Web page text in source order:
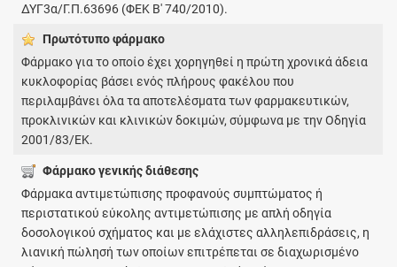
ΔΥΓ3α/Γ.Π.63696 (ΦΕΚ Β' 740/2010).
Πρωτότυπο φάρμακo
Φάρμακο για το οποίο έχει χορηγηθεί η πρώτη χρονικά άδεια
κυκλοφορίας βάσει ενός πλήρους φακέλου που
περιλαμβάνει όλα τα αποτελέσματα των φαρμακευτικών,
προκλινικών και κλινικών δοκιμών, σύμφωνα με την Οδηγία
2001/83/ΕΚ.
Φάρμακο γενικής διάθεσης
Φάρμακα αντιμετώπισης προφανούς συμπτώματος ή
περιστατικού εύκολης αντιμετώπισης με απλή οδηγία
δοσολογικού σχήματος και με ελάχιστες αλληλεπιδράσεις, η
λιανική πώλησή των οποίων επιτρέπεται σε διαχωρισμένο